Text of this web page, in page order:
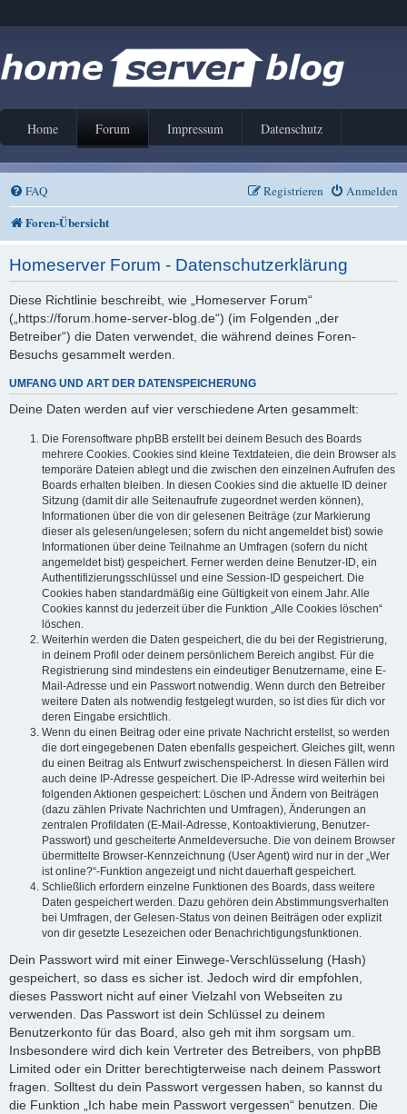
Home Forum Impressum Datenschutz
FAQ Anmelden
Registrieren
Foren-Übersicht
Homeserver Forum - Datenschutzerklärung
Diese Richtlinie beschreibt, wie „Homeserver Forum“
(„https://forum.home-server-blog.de“) (im Folgenden „der
Betreiber“) die Daten verwendet, die während deines Foren-
Besuchs gesammelt werden.
UMFANG UND ART DER DATENSPEICHERUNG
Deine Daten werden auf vier verschiedene Arten gesammelt:
Die Forensoftware phpBB erstellt bei deinem Besuch des Boards
mehrere Cookies. Cookies sind kleine Textdateien, die dein Browser als
temporäre Dateien ablegt und die zwischen den einzelnen Aufrufen des
Boards erhalten bleiben. In diesen Cookies sind die aktuelle ID deiner
Sitzung (damit dir alle Seitenaufrufe zugeordnet werden können),
Informationen über die von dir gelesenen Beiträge (zur Markierung
dieser als gelesen/ungelesen; sofern du nicht angemeldet bist) sowie
Informationen über deine Teilnahme an Umfragen (sofern du nicht
angemeldet bist) gespeichert. Ferner werden deine Benutzer-ID, ein
Authentifizierungsschlüssel und eine Session-ID gespeichert. Die
Cookies haben standardmäßig eine Gültigkeit von einem Jahr. Alle
Cookies kannst du jederzeit über die Funktion „Alle Cookies löschen“
löschen.
Weiterhin werden die Daten gespeichert, die du bei der Registrierung,
in deinem Profil oder deinem persönlichem Bereich angibst. Für die
Registrierung sind mindestens ein eindeutiger Benutzername, eine E-
Mail-Adresse und ein Passwort notwendig. Wenn durch den Betreiber
weitere Daten als notwendig festgelegt wurden, so ist dies für dich vor
deren Eingabe ersichtlich.
Wenn du einen Beitrag oder eine private Nachricht erstellst, so werden
die dort eingegebenen Daten ebenfalls gespeichert. Gleiches gilt, wenn
du einen Beitrag als Entwurf zwischenspeicherst. In diesen Fällen wird
auch deine IP-Adresse gespeichert. Die IP-Adresse wird weiterhin bei
folgenden Aktionen gespeichert: Löschen und Ändern von Beiträgen
(dazu zählen Private Nachrichten und Umfragen), Änderungen an
zentralen Profildaten (E-Mail-Adresse, Kontoaktivierung, Benutzer-
Passwort) und gescheiterte Anmeldeversuche. Die von deinem Browser
übermittelte Browser-Kennzeichnung (User Agent) wird nur in der „Wer
ist online?“-Funktion angezeigt und nicht dauerhaft gespeichert.
Schließlich erfordern einzelne Funktionen des Boards, dass weitere
Daten gespeichert werden. Dazu gehören dein Abstimmungsverhalten
bei Umfragen, der Gelesen-Status von deinen Beiträgen oder explizit
von dir gesetzte Lesezeichen oder Benachrichtigungsfunktionen.
Dein Passwort wird mit einer Einwege-Verschlüsselung (Hash)
gespeichert, so dass es sicher ist. Jedoch wird dir empfohlen,
dieses Passwort nicht auf einer Vielzahl von Webseiten zu
verwenden. Das Passwort ist dein Schlüssel zu deinem
Benutzerkonto für das Board, also geh mit ihm sorgsam um.
Insbesondere wird dich kein Vertreter des Betreibers, von phpBB
Limited oder ein Dritter berechtigterweise nach deinem Passwort
fragen. Solltest du dein Passwort vergessen haben, so kannst du
die Funktion „Ich habe mein Passwort vergessen“ benutzen. Die